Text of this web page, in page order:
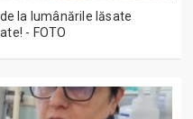
la lumânările lăsate
- FOTO